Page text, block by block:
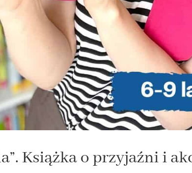
Książka o przyjaźni i